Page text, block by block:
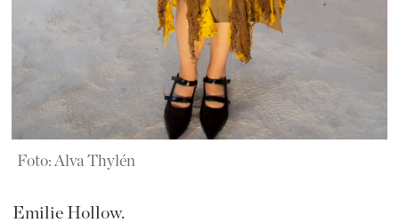
Foto: Alva Thylén
Emilie Hollow.